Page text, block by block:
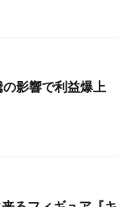
影響で利益爆上